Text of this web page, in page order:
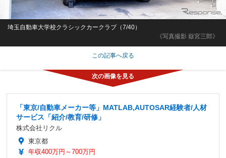
《写真撮影 嶽宮三郎》
埼玉自動車大学校クラシックカークラブ（7/40）
この記事へ戻る
「東京/自動車メーカー等」MATLAB,AUTOSAR経験者/人材
サービス「紹介/教育/研修」
株式会社リクル
東京都
年収400万円～700万円